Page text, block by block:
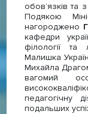
обовʼязків та
Подякою
нагороджено
кафедри
філології та
Малишка
Михайла
вагомий
педагогічну
подальших